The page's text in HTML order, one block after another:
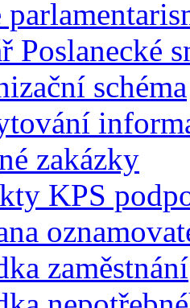
Poslanecké
schéma
zakázky
KPS
zaměstnání